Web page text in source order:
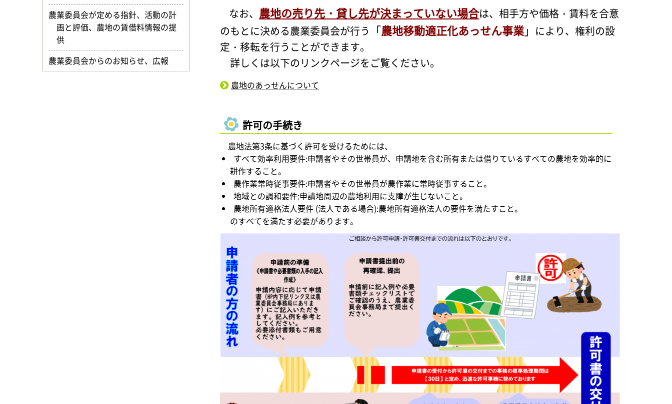
なお、 農地の売り先・貸し先が決まっていない場合は、相手方や価格・賃料を合意
のもとに決める農業委員会が行う
「農地移動適正化あっせん事業」 により、権利の設
定・移転を行うことができます。
詳しくは以下のリンクページをご覧ください。
農地のあっせんについて
許可の手続き
農地法第3条に基づく許可を受けるためには、
すべて効率利用要件:申請者やその世帯員が、申請地を含む所有または借りているすべての農地を効率的に
耕作すること。
農作業常時従事要件:申請者やその世帯員が農作業に常時従事すること。
地域との調和要件:申請地周辺の農地利用に支障が生じないこと。
農地所有適格法人要件 (法人である場合):農地所有適格法人の要件を満たすこと。
のすべてを満たす必要があります。
農業委員会が定める指針、活動の計
画と評価、農地の賃借料情報の提
供
農業委員会からのお知らせ、広報